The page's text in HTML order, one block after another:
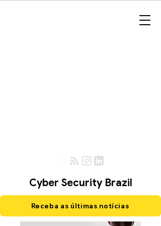
Cyber Security Brazil
Receba as últimas notícias